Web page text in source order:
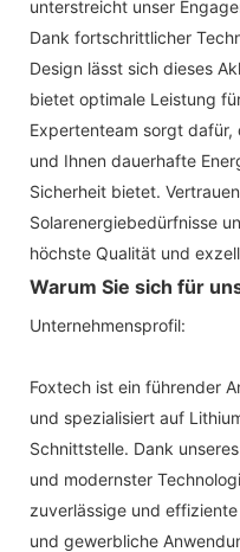
unterstreicht unser
Dank fortschrittlicher
Design lässt sich dieses
bietet optimale Leistung
Expertenteam sorgt
und Ihnen dauerhafte
Sicherheit bietet.
Solarenergiebedürfnisse
höchste Qualität und
Warum Sie sich für
Unternehmensprofil:
Foxtech ist ein führender
und spezialisiert auf
Schnittstelle. Dank
und modernster
zuverlässige und
und gewerbliche